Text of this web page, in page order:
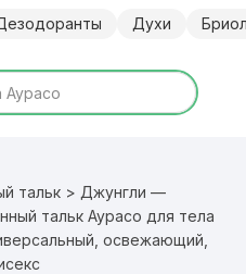
Духи
тальк > Джунгли —
тальк Аурасо для тела
освежающий,